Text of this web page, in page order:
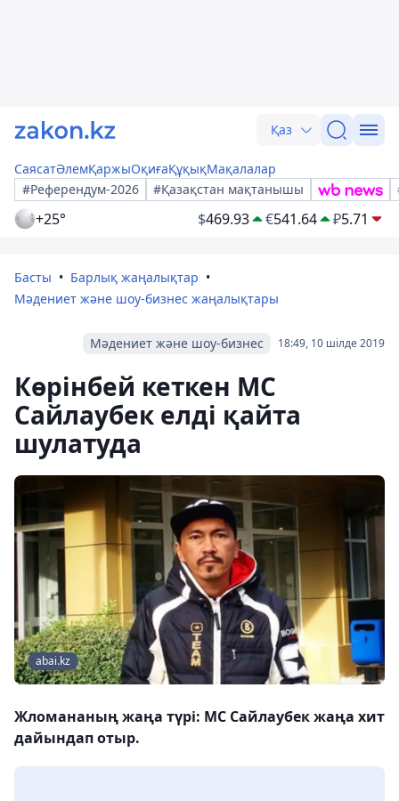
Қаз
СаясатӘлемҚаржыОқиғаҚұқықМақалалар
#Референдум-2026
#Қазақстан мақтанышы
+25° $469.93 €541.64 ₽5.71
Басты
Барлық жаңалықтар
Мәдениет және шоу-бизнес жаңалықтары
18:49, 10 шілде 2019
Мәдениет және шоу-бизнес
Көрінбей кеткен MC
Сайлаубек елді қайта
шулатуда
abai.kz
Жломананың жаңа түрі: MC Сайлаубек жаңа хит
дайындап отыр.